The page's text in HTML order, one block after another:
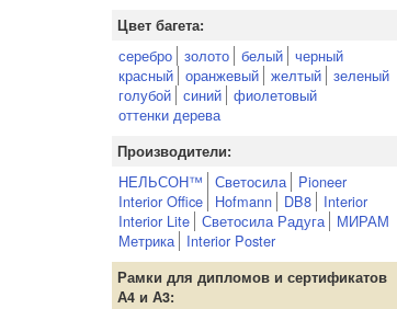
Цвет багета:
серебро золото белый черный
красный оранжевый желтый зеленый
голубой синий фиолетовый
оттенки дерева
Производители:
НЕЛЬСОН™ Светосила
Pioneer
Interior Office
Hofmann DB8
Interior
Interior Lite Светосила Радуга
МИРАМ
Метрика
Interior Poster
Рамки для дипломов и сертификатов
А4 и А3: